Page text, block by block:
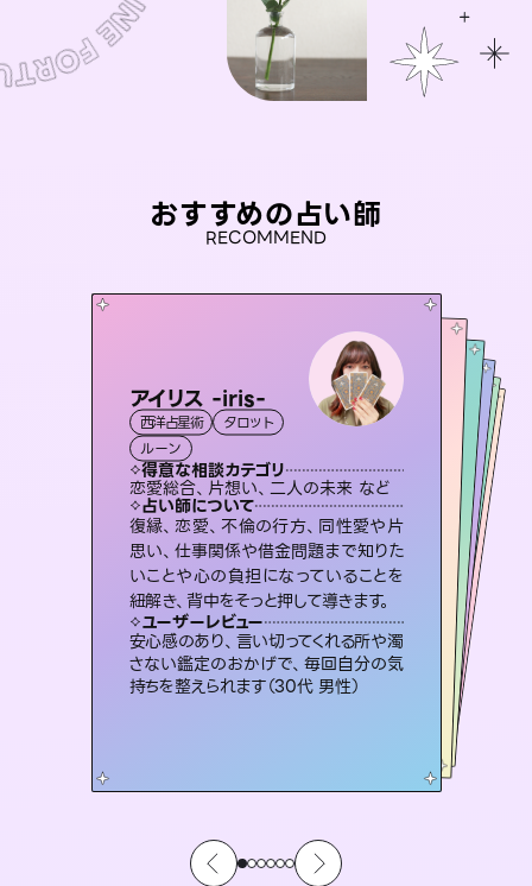
おすすめの占い師
RECOMMEND
アイリス -iris-
西洋占星術
タロット
ルーン
得意な相談カテゴリ
恋愛総合、片想い、二人の未来 など
占い師について
復縁、恋愛、不倫の行方、同性愛や片
思い、仕事関係や借金問題まで知りた
いことや心の負担になっていることを
紐解き、背中をそっと押して導きます。
ユーザーレビュー
安心感のあり、言い切ってくれる所や濁
さない鑑定のおかげで、毎回自分の気
持ちを整えられます（30代 男性）
桃源珠羽（とうげんみう）
霊視・オーラ タロット
スピリチュアル・リーディング
得意な相談カテゴリ
片想い、あの人の気持ち、復縁 など
占い師について
恋愛のお悩みの中でも特に「曖昧な関
係」の相談を得意としており、友達以上
恋人未満なお相手との今後や本音を丁
寧に読み解き恋愛成就へと導きます。
ユーザーレビュー
鑑定していただいてアドバイス通りに行
動すると仲が復活してきました。ありが
とうございました（40代 女性）
彗望（すいぼう
霊視・オーラ
スピリチュアル・リーディング
得意な相談カテゴリ
片想い、あの人の気持ち、復縁 など
占い師について
3,700年以上の歴史を持つ東洋最古の
占術「易占」で詳細まで占い、幸せへ向
かう道筋を示します。厳しい結果にも具
体的な対策をお伝えします。
ユーザーレビュー
複雑な背景もしっかり聞いて鑑定して
いただけました。気持ちが楽になりまし
た（50代 女性）
未来視師＊花
霊視・オーラ
スピリチュアル・リーディング
得意な相談カテゴリ
出逢い、片想い、復縁 など
占い師について
未来には何パターンもの選択肢があります。不安で視えにくくなっているあなたの素敵な未来を見つけ、その未来を選択できるようアドバイスします。
ユーザーレビュー
職場の人の性質や人間関係、本心など
本当によく視えていてびっくり。対策が
打てて前向きになれます（40代）
セラピスト理恵
スピリチュアル・リーディング
得意な相談カテゴリ
片想い、二人の未来、年の差 など
占い師について
連絡再開、復縁、成就などの報告実績
多数。セラピストとして2万超の施術経
験があるからこそできる鑑定で、より良
い未来をサポートします。
ユーザーレビュー
とても心温まる鑑定でした。しかもこち
らは何も言っていないのに視えていらっ
しゃるんだなと驚きです（30代女性）
おう 霊感オラクル
霊視・オーラ
オラクルカード
得意な相談カテゴリ
恋愛総合、あの人の気持ち など
占い師について
霊視×オラクルカードを使って「今」と
「未来」そして「気になるあの人の気持
ち」まで丁寧に読み解き、恋や人生のヒ
ントを優しく引き出します。
ユーザーレビュー
不安な気持ちが嘘みたいに晴れまし
た…！よく視えていらっしゃるんだなと
感じました（40代 女性）